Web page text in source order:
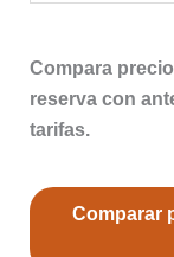
Compara
reserva con
tarifas.
Comparar